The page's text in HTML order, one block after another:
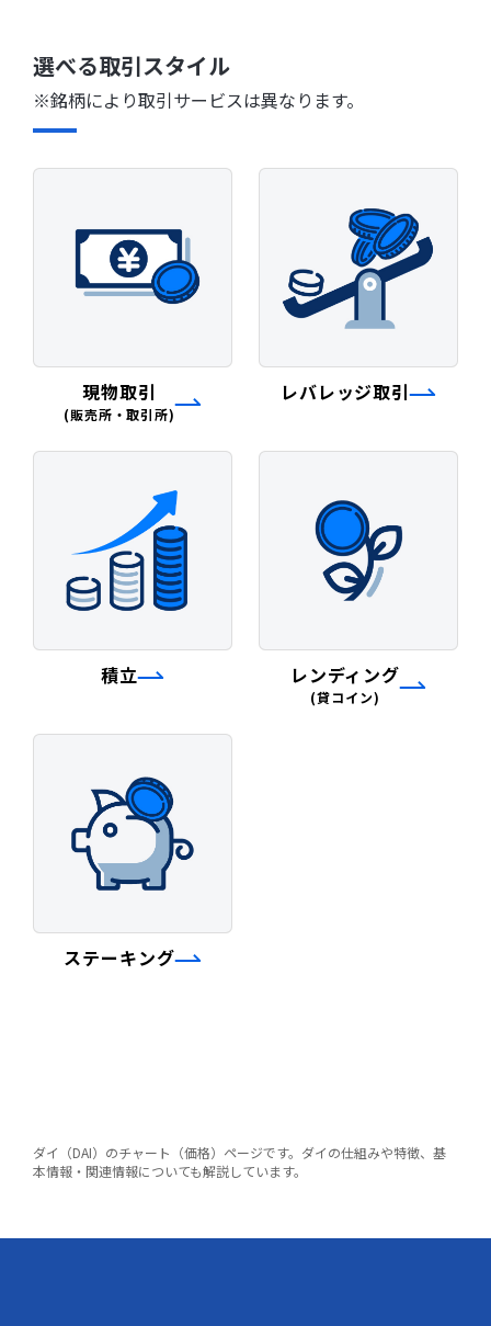
選べる取引スタイル
※銘柄により取引サービスは異なります。
現物取引
(販売所・取引所)
レバレッジ取引
積立 レンディング
(貸コイン)
ステーキング
ダイ（DAI）のチャート（価格）ページです。ダイの仕組みや特徴、基
本情報・関連情報についても解説しています。